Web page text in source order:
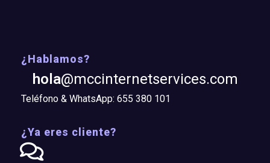
¿Hablamos?
hola@mccinternetservices.com
Teléfono & WhatsApp: 655 380 101
¿Ya eres cliente?